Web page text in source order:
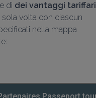
di dei vantaggi tariffari
sola volta con ciascun
nella mappa